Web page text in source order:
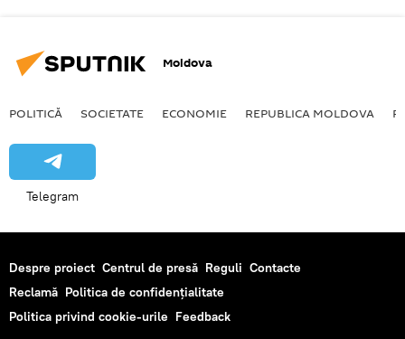
Moldova
POLITICĂ SOCIETATE ECONOMIE REPUBLICA MOLDOVA
Telegram
Despre proiect Centrul de presă Reguli Contacte
Reclamă Politica de confidențialitate
Politica privind cookie-urile Feedback